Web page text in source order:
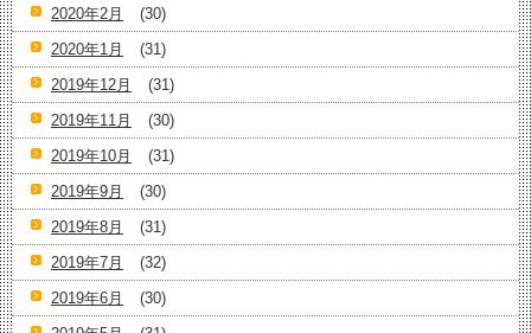
2020年2月
(30)
2020年1月
(31)
2019年12月
(31)
2019年11月
(30)
2019年10月
(31)
2019年9月
(30)
2019年8月
(31)
2019年7月
(32)
2019年6月
(30)